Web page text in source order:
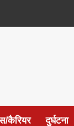
कैरियर दुर्घटना